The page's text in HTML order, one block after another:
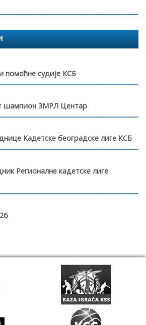
помоћне судије КСБ
шампион 3МРЛ Центар
Кадетске београдске лиге КСБ
Регионалне кадетске лиге